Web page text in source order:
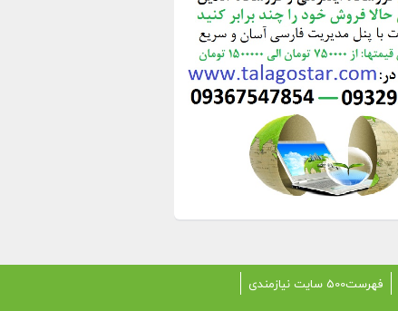
فهرست500 سایت نیازمندی